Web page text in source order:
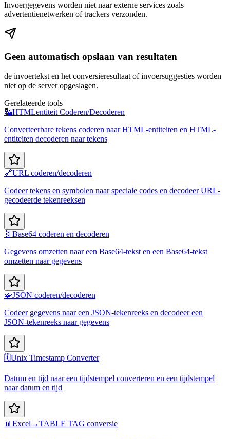
Invoergegevens worden niet naar externe services zoals
advertentienetwerken of trackers verzonden.
Geen automatisch opslaan van resultaten
de invoertekst en het conversieresultaat of invoersuggesties worden
niet op de server opgeslagen.
Gerelateerde tools
🔣HTMLentiteit Coderen/Decoderen
Converteerbare tekens coderen naar HTML-entiteiten en HTML-
entiteiten decoderen naar tekens
🔗URL coderen/decoderen
Codeer tekens en symbolen naar speciale codes en decodeer URL-
gecodeerde tekenreeksen
🧬 Base64 coderen en decoderen
Gegevens omzetten naar een Base64-tekst en een Base64-tekst
omzetten naar gegevens
🧩JSON coderen/decoderen
Codeer gegevens naar een JSON-tekenreeks en decodeer een
JSON-tekenreeks naar gegevens
🗓️Unix Timestamp Converter
Datum en tijd naar een tijdstempel converteren en een tijdstempel
naar datum en tijd
📊Excel→TABLE TAG conversie